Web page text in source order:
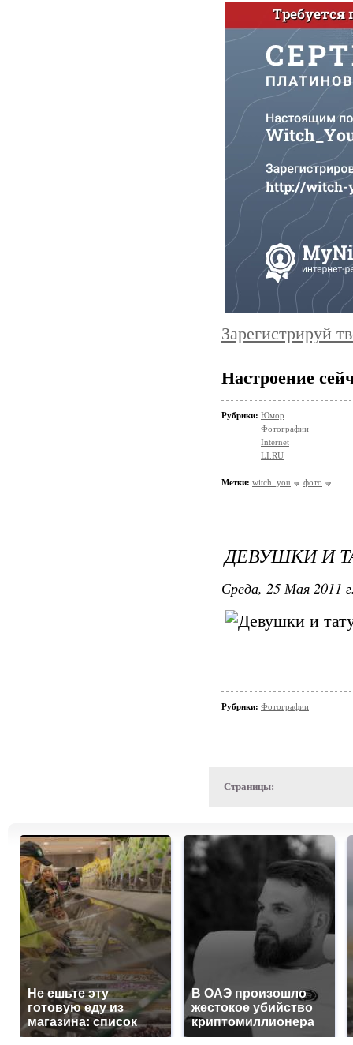
Зарегистрируй
Настроение
Рубрики: Юмор
Фотографии
Internet
LI.RU
Метки: witch_you фото
ДЕВУШКИ И
Среда, 25 Мая 2011
Рубрики: Фотографии
Страницы:
Не ешьте эту
готовую еду из
магазина: список
В ОАЭ произошло
жестокое убийство
криптомиллионера